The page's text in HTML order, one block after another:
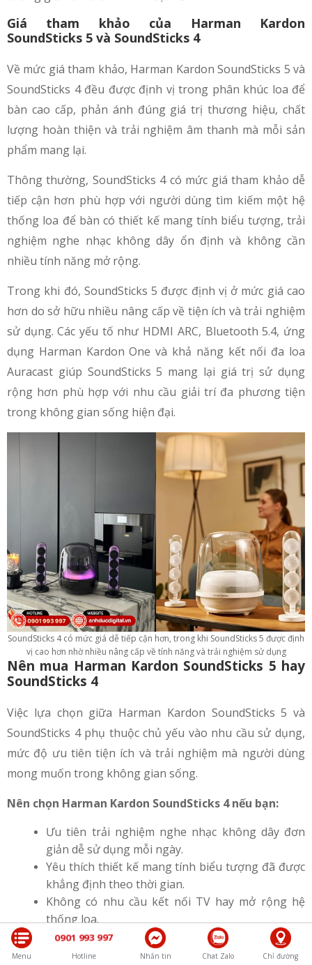
Giá tham khảo của Harman Kardon
SoundSticks 5 và SoundSticks 4
Về mức giá tham khảo, Harman Kardon SoundSticks 5 và
SoundSticks 4 đều được định vị trong phân khúc loa để
bàn cao cấp, phản ánh đúng giá trị thương hiệu, chất
lượng hoàn thiện và trải nghiệm âm thanh mà mỗi sản
phẩm mang lại.
Thông thường, SoundSticks 4 có mức giá tham khảo dễ
tiếp cận hơn phù hợp với người dùng tìm kiếm một hệ
thống loa để bàn có thiết kế mang tính biểu tượng, trải
nghiệm nghe nhạc không dây ổn định và không cần
nhiều tính năng mở rộng.
Trong khi đó, SoundSticks 5 được định vị ở mức giá cao
hơn do sở hữu nhiều nâng cấp về tiện ích và trải nghiệm
sử dụng. Các yếu tố như HDMI ARC, Bluetooth 5.4, ứng
dụng Harman Kardon One và khả năng kết nối đa loa
Auracast giúp SoundSticks 5 mang lại giá trị sử dụng
rộng hơn phù hợp với nhu cầu giải trí đa phương tiện
trong không gian sống hiện đại.
SoundSticks 4 có mức giá dễ tiếp cận hơn, trong khi SoundSticks 5 được định
vị cao hơn nhờ nhiều nâng cấp về tính năng và trải nghiệm sử dụng
Nên mua Harman Kardon SoundSticks 5 hay
SoundSticks 4
Việc lựa chọn giữa Harman Kardon SoundSticks 5 và
SoundSticks 4 phụ thuộc chủ yếu vào nhu cầu sử dụng,
mức độ ưu tiên tiện ích và trải nghiệm mà người dùng
mong muốn trong không gian sống.
Nên chọn Harman Kardon SoundSticks 4 nếu bạn:
Ưu tiên trải nghiệm nghe nhạc không dây đơn
giản dễ sử dụng mỗi ngày.
Yêu thích thiết kế mang tính biểu tượng đã được
khẳng định theo thời gian.
Không có nhu cầu kết nối TV hay mở rộng hệ
thống loa.
Tìm kiếm một hệ thống loa để bàn ổn định, tập
trung vào giá trị thẩm mỹ và nghe nhạc cơ bản.
Menu
0901 993 997
Hotline Nhắn tin Chat Zalo Chỉ đường